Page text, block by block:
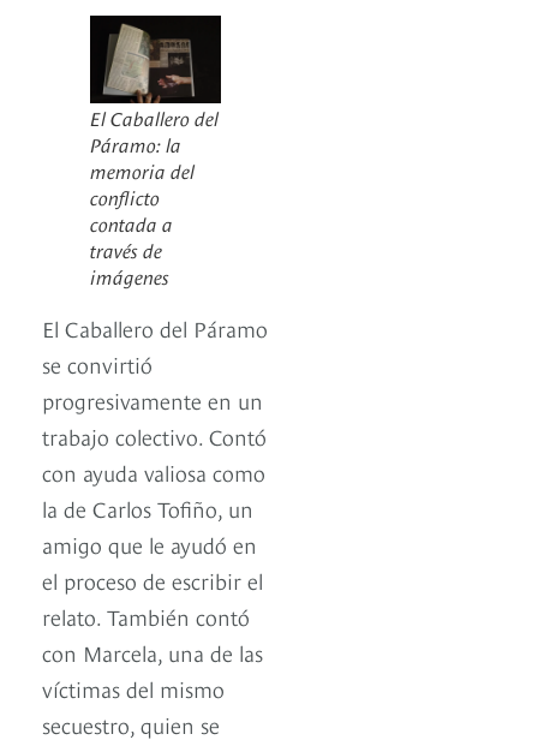
El Caballero del
Páramo: la
memoria del
conflicto
contada a
través de
imágenes
El Caballero del Páramo
se convirtió
progresivamente en un
trabajo colectivo. Contó
con ayuda valiosa como
la de Carlos Tofiño, un
amigo que le ayudó en
el proceso de escribir el
relato. También contó
con Marcela, una de las
víctimas del mismo
secuestro, quien se